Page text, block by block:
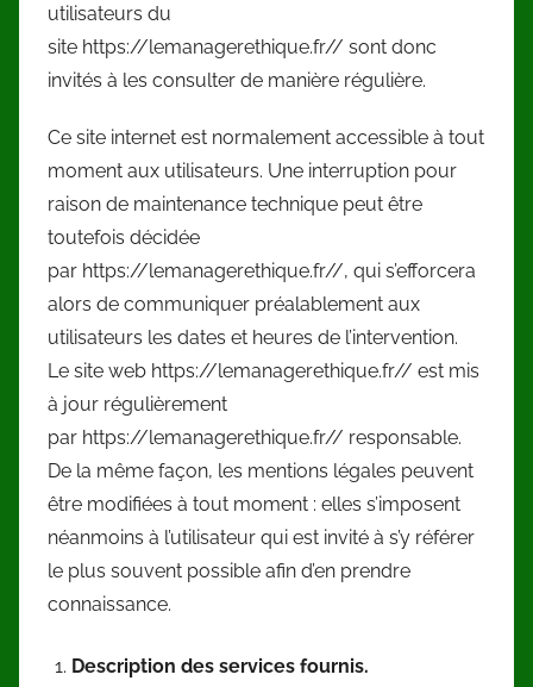
utilisateurs du
site https://lemanagerethique.fr// sont donc
invités à les consulter de manière régulière.
Ce site internet est normalement accessible à tout
moment aux utilisateurs. Une interruption pour
raison de maintenance technique peut être
toutefois décidée
par https://lemanagerethique.fr//, qui s’efforcera
alors de communiquer préalablement aux
utilisateurs les dates et heures de l’intervention.
Le site web https://lemanagerethique.fr// est mis
à jour régulièrement
par https://lemanagerethique.fr// responsable.
De la même façon, les mentions légales peuvent
être modifiées à tout moment : elles s’imposent
néanmoins à l’utilisateur qui est invité à s’y référer
le plus souvent possible afin d’en prendre
connaissance.
Description des services fournis.